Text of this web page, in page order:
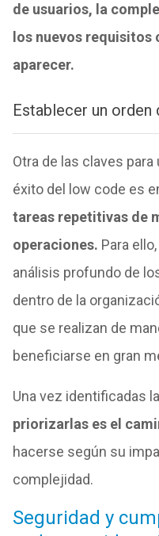
de usuarios, la
los nuevos requisitos
aparecer.
Establecer un orden
Otra de las claves
éxito del low code es
tareas repetitivas de
operaciones. Para
análisis profundo de
dentro de la
que se realizan de
beneficiarse en gran
Una vez identificadas
priorizarlas es el
hacerse según su
complejidad.
Seguridad y